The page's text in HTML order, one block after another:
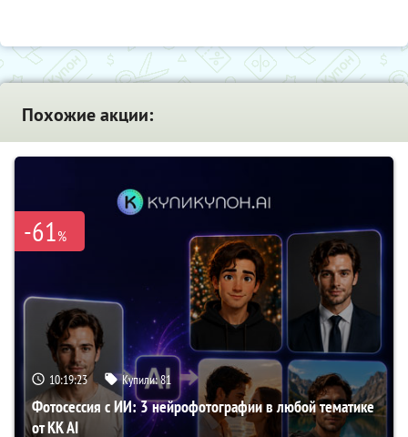
Похожие акции:
-61%
10:19:22 Купили:81
Фотосессия с ИИ: 3 нейрофотографии в любой тематике
от KK AI